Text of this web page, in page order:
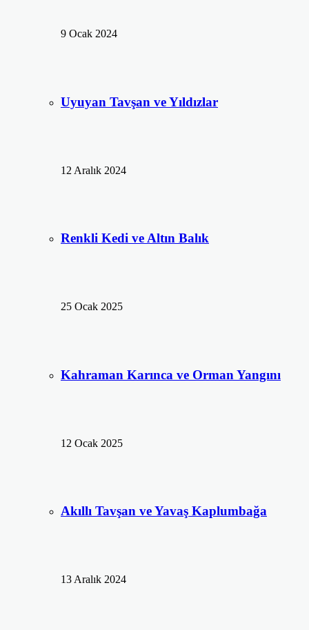
9 Ocak 2024
Uyuyan Tavşan ve Yıldızlar
12 Aralık 2024
Renkli Kedi ve Altın Balık
25 Ocak 2025
Kahraman Karınca ve Orman Yangını
12 Ocak 2025
Akıllı Tavşan ve Yavaş Kaplumbağa
13 Aralık 2024